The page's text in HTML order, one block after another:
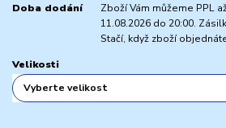
Doba dodání
Zboží Vám můžeme PPL
11.08.2026 do 20:00.
Stačí, když zboží
Velikosti